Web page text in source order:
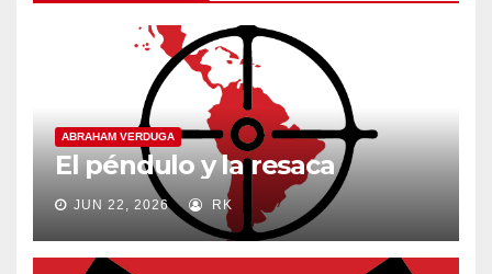
ABRAHAM VERDUGA
El péndulo y la resaca
JUN 22, 2026 RK